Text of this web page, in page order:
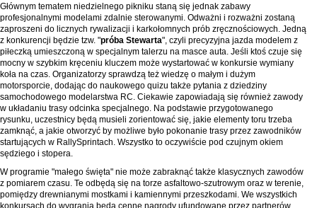
Głównym tematem niedzielnego pikniku staną się jednak zabawy
profesjonalnymi modelami zdalnie sterowanymi. Odważni i rozważni zostaną
zaproszeni do licznych rywalizacji i karkołomnych prób zręcznościowych. Jedną
z konkurencji będzie tzw. "próba Stewarta", czyli precyzyjna jazda modelem z
piłeczką umieszczoną w specjalnym talerzu na masce auta. Jeśli ktoś czuje się
mocny w szybkim kręceniu kluczem może wystartować w konkursie wymiany
koła na czas. Organizatorzy sprawdzą też wiedzę o małym i dużym
motorsporcie, dodając do naukowego quizu także pytania z dziedziny
samochodowego modelarstwa RC. Ciekawie zapowiadają się również zawody
w układaniu trasy odcinka specjalnego. Na podstawie przygotowanego
rysunku, uczestnicy będą musieli zorientować się, jakie elementy toru trzeba
zamknąć, a jakie otworzyć by możliwe było pokonanie trasy przez zawodników
startujących w RallySprintach. Wszystko to oczywiście pod czujnym okiem
sędziego i stopera.
W programie "małego święta" nie może zabraknąć także klasycznych zawodów
z pomiarem czasu. Te odbędą się na torze asfaltowo-szutrowym oraz w terenie,
pomiędzy drewnianymi mostkami i kamiennymi przeszkodami. We wszystkich
konkursach do wygrania będą cenne nagrody ufundowane przez partnerów